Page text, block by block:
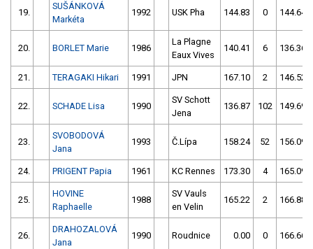
19.
SUŠÁNKOVÁ
Markéta
1992 USK Pha 144.83 0 144.64
20. BORLET Marie 1986
La Plagne
Eaux Vives
140.41 6 136.36
21. TERAGAKI Hikari 1991 JPN 167.10 2 146.52
22. SCHADE Lisa 1990
SV Schott
Jena
136.87 102 149.69
23.
SVOBODOVÁ
Jana
1993 Č.Lípa 158.24 52 156.09
24. PRIGENT Papia 1961 KC Rennes 173.30 4 165.09
25.
HOVINE
Raphaelle
1988
SV Vauls
en Velin
165.22 2 166.88
26.
DRAHOZALOVÁ
Jana
1990 Roudnice 0.00 0 166.66